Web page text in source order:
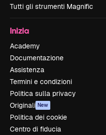
Tutti gli strumenti Magnific
Inizia
Academy
Documentazione
Assistenza
Termini e condizioni
Politica sulla privacy
Originali New
Politica dei cookie
Centro di fiducia